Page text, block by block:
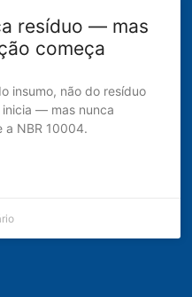
resíduo — mas
começa
insumo, não do resíduo
— mas nunca
NBR 10004.